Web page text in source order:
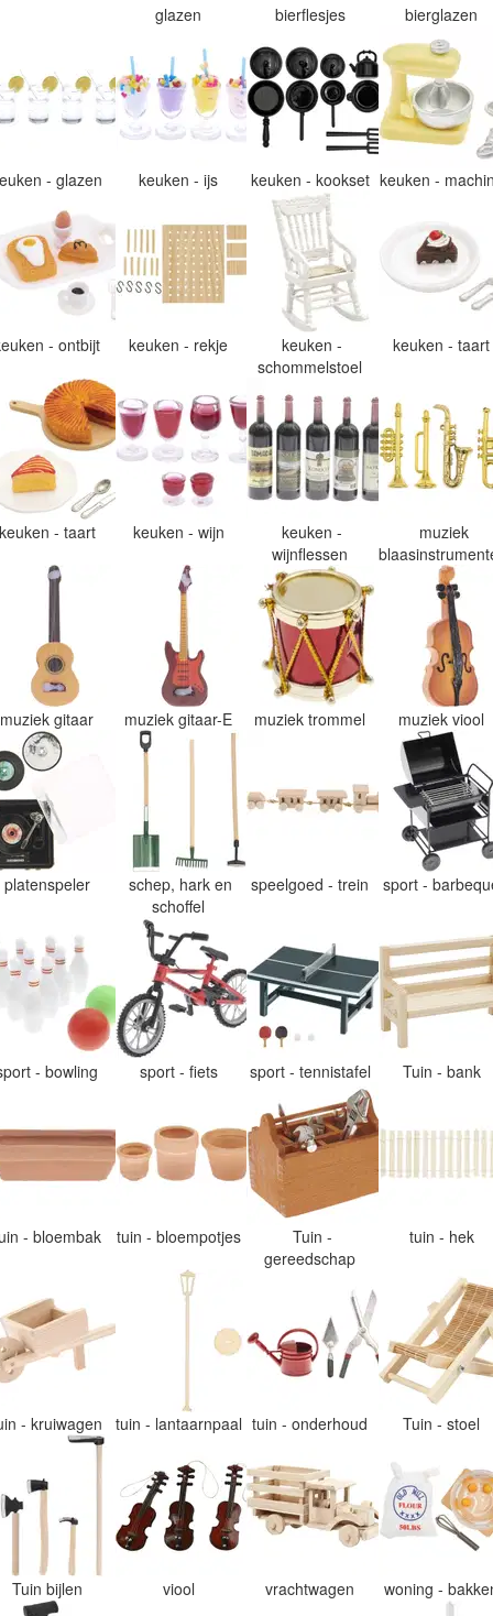
glazen
bierflesjes
bierglazen
- glazen keuken - ijs keuken - kookset keuken -
- ontbijt keuken - rekje
keuken -
schommelstoel
keuken -
- taart keuken - wijn
keuken -
wijnflessen
muziek
muziek gitaar muziek gitaar-E muziek trommel muziek viool
platenspeler
schep, hark en
schoffel
speelgoed - trein sport -
- bowling sport - fiets sport - tennistafel Tuin - bank
- bloembak tuin - bloempotjes
Tuin -
gereedschap
tuin - hek
- kruiwagen tuin - lantaarnpaal tuin - onderhoud Tuin - stoel
Tuin bijlen viool vrachtwagen woning -